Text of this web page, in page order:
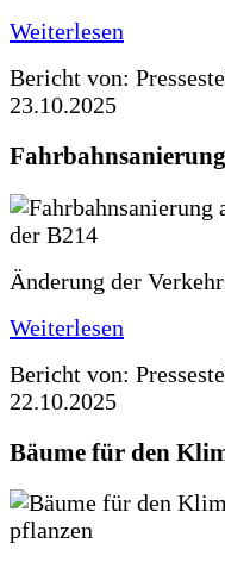
Weiterlesen
Bericht von:
23.10.2025
Änderung der
Weiterlesen
Bericht von:
22.10.2025
Bäume für den